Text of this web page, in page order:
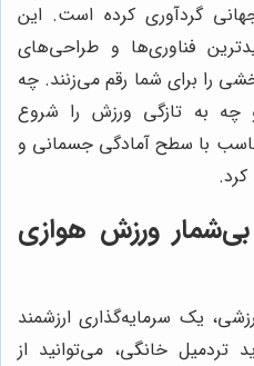
گردآوری کرده است. این
فناوری‌ها و طراحی‌های
را برای شما رقم می‌زنند. چه
چه به تازگی ورزش را شروع
با سطح آمادگی جسمانی و
بی‌شمار ورزش هوازی
یک سرمایه‌گذاری ارزشمند
خانگی، می‌توانید از